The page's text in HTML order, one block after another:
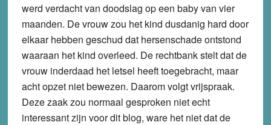
werd verdacht van doodslag op een baby van vier
maanden. De vrouw zou het kind dusdanig hard door
elkaar hebben geschud dat hersenschade ontstond
waaraan het kind overleed. De rechtbank stelt dat de
vrouw inderdaad het letsel heeft toegebracht, maar
acht opzet niet bewezen. Daarom volgt vrijspraak.
Deze zaak zou normaal gesproken niet echt
interessant zijn voor dit blog, ware het niet dat de